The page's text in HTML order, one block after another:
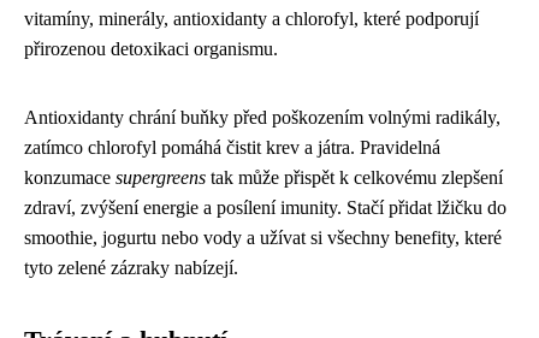
vitamíny, minerály, antioxidanty a chlorofyl, které podporují
přirozenou detoxikaci organismu.
Antioxidanty chrání buňky před poškozením volnými radikály,
zatímco chlorofyl pomáhá čistit krev a játra. Pravidelná
konzumace supergreens tak může přispět k celkovému zlepšení
zdraví, zvýšení energie a posílení imunity. Stačí přidat lžičku do
smoothie, jogurtu nebo vody a užívat si všechny benefity, které
tyto zelené zázraky nabízejí.